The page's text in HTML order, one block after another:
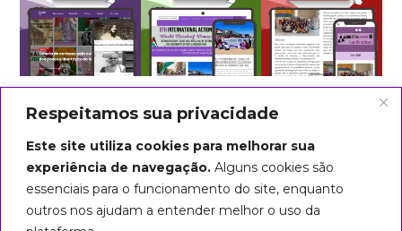
Respeitamos sua privacidade
Este site utiliza cookies para melhorar sua
experiência de navegação. Alguns cookies são
essenciais para o funcionamento do site, enquanto
outros nos ajudam a entender melhor o uso da